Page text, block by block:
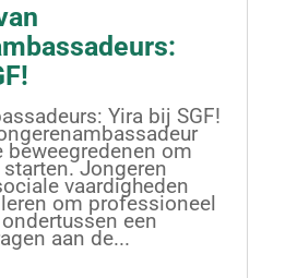
Yira bij SGF!
beweegredenen om
Jongeren
vaardigheden
om professioneel
een
aan de...